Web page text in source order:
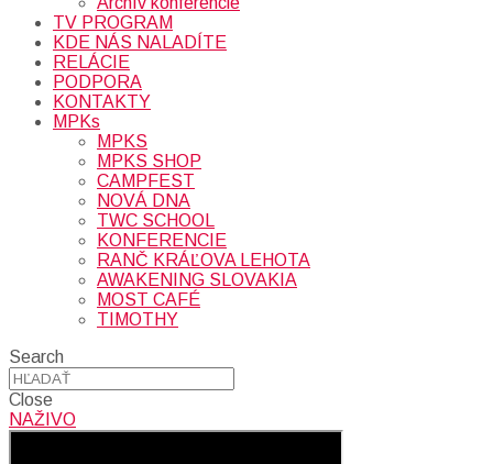
TV PROGRAM
KDE NÁS NALADÍTE
RELÁCIE
PODPORA
KONTAKTY
MPKs
MPKS
MPKS SHOP
CAMPFEST
NOVÁ DNA
TWC SCHOOL
KONFERENCIE
RANČ KRÁĽOVA LEHOTA
AWAKENING SLOVAKIA
MOST CAFÉ
TIMOTHY
Search
Close
NAŽIVO